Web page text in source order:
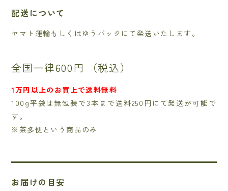
配送について
ヤマト運輸もしくはゆうパックにて発送いたします。
全国一律600円 （税込）
1万円以上のお買上で送料無料
100g平袋は無包装で3本まで送料250円にて発送が可能で
す。
※茶多便という商品のみ
お届けの目安